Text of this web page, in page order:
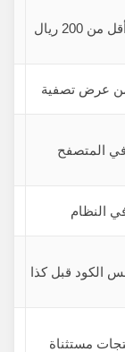
200 ريال
عرض تصفية
المتصفح
النظام
الكود قبل كذا
مستثناة